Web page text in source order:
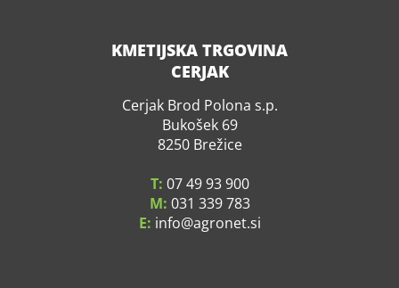
KMETIJSKA TRGOVINA
CERJAK
Cerjak Brod Polona s.p.
Bukošek 69
8250 Brežice
T: 07 49 93 900
M: 031 339 783
E: info agronet.si